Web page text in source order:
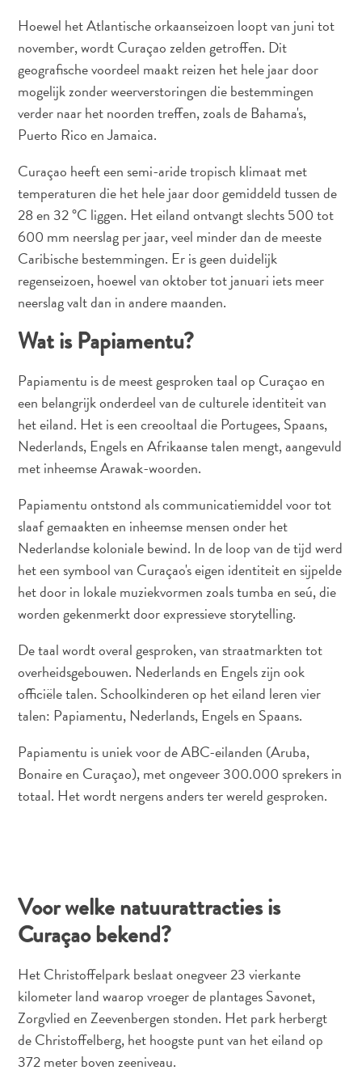
Digitale
Immigratiekaart
Curaçao
Express
Pass
Curaçao
Douane
Immigratie
Gezondheid
—
Ziekenhuizen
Je
Geldautomaten
en
Activiteiten
Uit
Eten
Cultuur
Weer
Toegankelijkheid
Elektriciteit
Overig
Bruiloften
huwelijksreizen
Digitale
immigratiekaart
N
E
Hoewel het Atlantische orkaanseizoen loopt van juni tot
november, wordt Curaçao zelden getroffen. Dit
geografische voordeel maakt reizen het hele jaar door
mogelijk zonder weerverstoringen die bestemmingen
verder naar het noorden treffen, zoals de Bahama's,
Puerto Rico en Jamaica.
Curaçao heeft een semi-aride tropisch klimaat met
temperaturen die het hele jaar door gemiddeld tussen de
28 en 32 °C liggen. Het eiland ontvangt slechts 500 tot
600 mm neerslag per jaar, veel minder dan de meeste
Caribische bestemmingen. Er is geen duidelijk
regenseizoen, hoewel van oktober tot januari iets meer
neerslag valt dan in andere maanden.
Wat is Papiamentu?
Papiamentu is de meest gesproken taal op Curaçao en
een belangrijk onderdeel van de culturele identiteit van
het eiland. Het is een creooltaal die Portugees, Spaans,
Nederlands, Engels en Afrikaanse talen mengt, aangevuld
met inheemse Arawak-woorden.
Papiamentu ontstond als communicatiemiddel voor tot
slaaf gemaakten en inheemse mensen onder het
Nederlandse koloniale bewind. In de loop van de tijd werd
het een symbool van Curaçao's eigen identiteit en sijpelde
het door in lokale muziekvormen zoals tumba en seú, die
worden gekenmerkt door expressieve storytelling.
De taal wordt overal gesproken, van straatmarkten tot
overheidsgebouwen. Nederlands en Engels zijn ook
officiële talen. Schoolkinderen op het eiland leren vier
talen: Papiamentu, Nederlands, Engels en Spaans.
Papiamentu is uniek voor de ABC-eilanden (Aruba,
Bonaire en Curaçao), met ongeveer 300.000 sprekers in
totaal. Het wordt nergens anders ter wereld gesproken.
Voor welke natuurattracties is
Curaçao bekend?
Het Christoffelpark beslaat onegveer 23 vierkante
kilometer land waarop vroeger de plantages Savonet,
Zorgvlied en Zeevenbergen stonden. Het park herbergt
de Christoffelberg, het hoogste punt van het eiland op
372 meter boven zeeniveau.